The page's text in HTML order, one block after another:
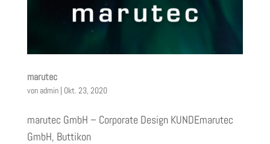
marutec
von admin| Okt. 23, 2020
marutec GmbH – Corporate Design KUNDEmarutec
GmbH, Buttikon